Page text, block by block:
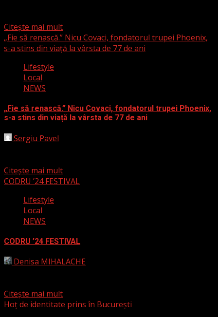
Citește mai mult
„Fie să renască.” Nicu Covaci, fondatorul trupei Phoenix,
s-a stins din viață la vârsta de 77 de ani
Lifestyle
Local
NEWS
„Fie să renască.” Nicu Covaci, fondatorul trupei Phoenix,
s-a stins din viață la vârsta de 77 de ani
Sergiu Pavel
Citește mai mult
CODRU ’24 FESTIVAL
Lifestyle
Local
NEWS
CODRU ’24 FESTIVAL
Denisa MIHALACHE
Citește mai mult
Hoț de identitate prins în București